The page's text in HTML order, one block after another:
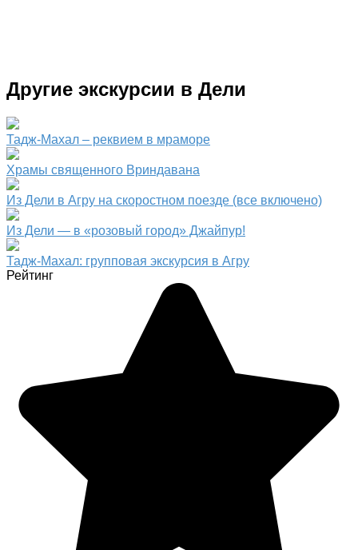
Другие экскурсии в Дели
Тадж-Махал – реквием в мраморе
Храмы священного Вриндавана
Из Дели в Агру на скоростном поезде (все включено)
Из Дели — в «розовый город» Джайпур!
Тадж-Махал: групповая экскурсия в Агру
Рейтинг